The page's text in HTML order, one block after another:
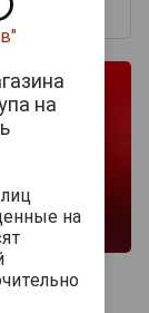
на
на